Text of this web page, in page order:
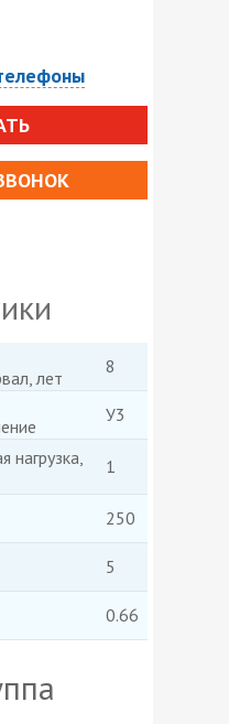
лет
8
У3
нагрузка,
1
250
5
0.66